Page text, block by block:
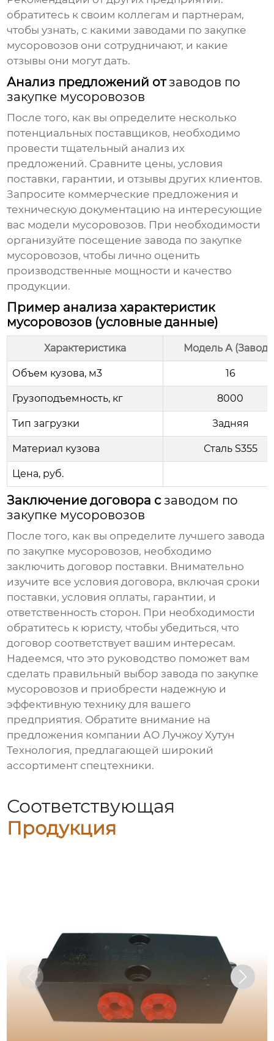
обратитесь к своим коллегам и партнерам,
чтобы узнать, с какимизаводами по закупке
мусоровозов они сотрудничают, и какие
отзывы они могут дать.
Анализ предложений отзаводов по
закупке мусоровозов
После того, как вы определите несколько
потенциальных поставщиков, необходимо
провести тщательный анализ их
предложений. Сравните цены, условия
поставки, гарантии, и отзывы других клиентов.
Запросите коммерческие предложения и
техническую документацию на интересующие
вас модели мусоровозов. При необходимости
организуйте посещениезавода по закупке
мусоровозов, чтобы лично оценить
производственные мощности и качество
продукции.
Пример анализа характеристик
мусоровозов (условные данные)
Характеристика Модель А (Завод
Объем кузова, м3 16
Грузоподъемность, кг 8000
Тип загрузки Задняя
Материал кузова Сталь S355
Цена, руб.
Заключение договора сзаводом по
закупке мусоровозов
После того, как вы определите лучшегозавода
по закупке мусоровозов, необходимо
заключить договор поставки. Внимательно
изучите все условия договора, включая сроки
поставки, условия оплаты, гарантии, и
ответственность сторон. При необходимости
обратитесь к юристу, чтобы убедиться, что
договор соответствует вашим интересам.
Надеемся, что это руководство поможет вам
сделать правильный выборзавода по закупке
мусоровозов и приобрести надежную и
эффективную технику для вашего
предприятия. Обратите внимание на
предложения компанииАО Лучжоу Хутун
Технология, предлагающей широкий
ассортимент спецтехники.
Соответствующая
Продукция